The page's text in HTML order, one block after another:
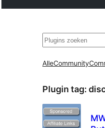
Zoeken
AlleCommunity
Plugin tag: